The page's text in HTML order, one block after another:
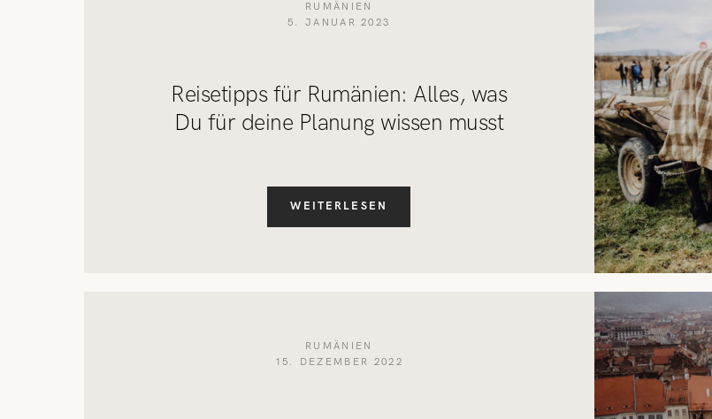
RUMÄNIEN
5. JANUAR 2023
Reisetipps für Rumänien: Alles, was
Du für deine Planung wissen musst
WEITERLESEN
RUMÄNIEN
15. DEZEMBER 2022
KONTAKT